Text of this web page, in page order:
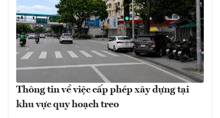
Thông tin về việc cấp phép xây dựng tại
khu vực quy hoạch treo